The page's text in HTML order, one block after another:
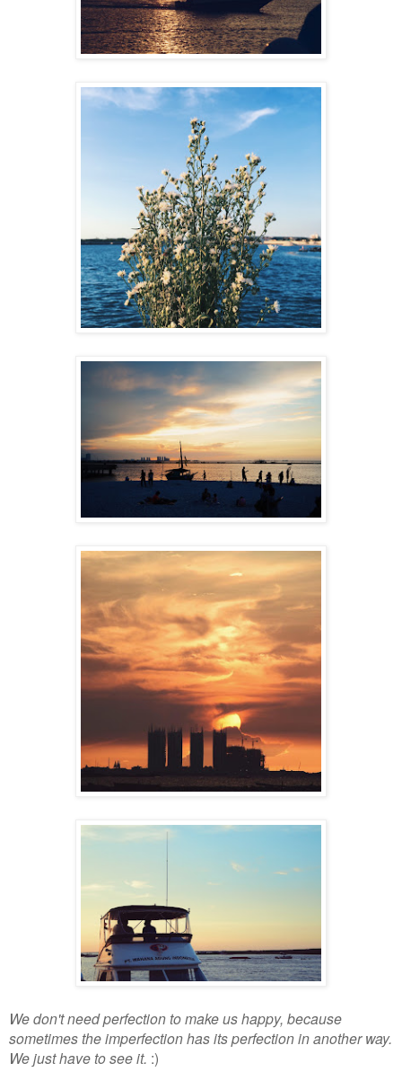
We don't need perfection to make us happy, because
sometimes the imperfection has its perfection in another way.
We just have to see it. :)